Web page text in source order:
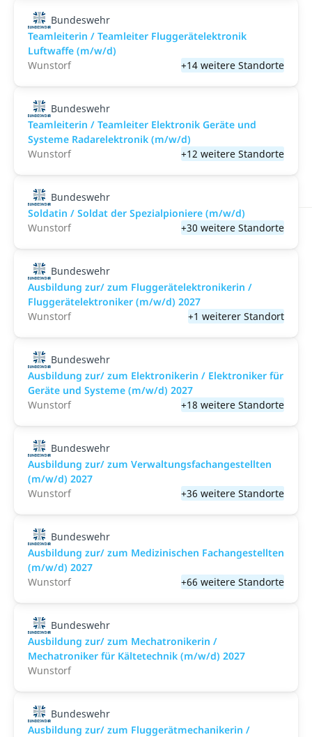
Bundeswehr
Teamleiterin / Teamleiter Fluggerätelektronik
Luftwaffe (m/w/d)
Wunstorf
+14 weitere Standorte
Bundeswehr
Teamleiterin / Teamleiter Elektronik Geräte und
Systeme Radarelektronik (m/w/d)
Wunstorf
+12 weitere Standorte
Bundeswehr
Soldatin / Soldat der Spezialpioniere (m/w/d)
Wunstorf
+30 weitere Standorte
Bundeswehr
Ausbildung zur/ zum Fluggerätelektronikerin /
Fluggerätelektroniker (m/w/d) 2027
Wunstorf
+1 weiterer Standort
Bundeswehr
Ausbildung zur/ zum Elektronikerin / Elektroniker für
Geräte und Systeme (m/w/d) 2027
Wunstorf
+18 weitere Standorte
Bundeswehr
Ausbildung zur/ zum Verwaltungsfachangestellten
(m/w/d) 2027
Wunstorf
+36 weitere Standorte
Bundeswehr
Ausbildung zur/ zum Medizinischen Fachangestellten
(m/w/d) 2027
Wunstorf
+66 weitere Standorte
Bundeswehr
Ausbildung zur/ zum Mechatronikerin /
Mechatroniker für Kältetechnik (m/w/d) 2027
Wunstorf
Bundeswehr
Ausbildung zur/ zum Fluggerätmechanikerin /